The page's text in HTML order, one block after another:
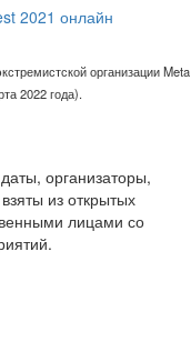
2021 онлайн
организации Meta
2022 года).
организаторы,
из открытых
лицами со